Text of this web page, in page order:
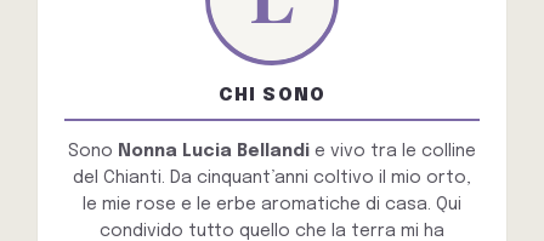
CHI SONO
Sono Nonna Lucia Bellandi e vivo tra le colline
del Chianti. Da cinquant’anni coltivo il mio orto,
le mie rose e le erbe aromatiche di casa. Qui
condivido tutto quello che la terra mi ha